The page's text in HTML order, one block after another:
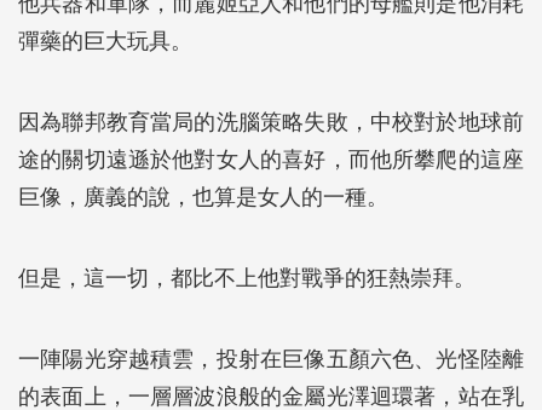
彈藥的巨大玩具。
因為聯邦教育當局的洗腦策略失敗，中校對於地球前
途的關切遠遜於他對女人的喜好，而他所攀爬的這座
巨像，廣義的說，也算是女人的一種。
但是，這一切，都比不上他對戰爭的狂熱崇拜。
一陣陽光穿越積雲，投射在巨像五顏六色、光怪陸離
的表面上，一層層波浪般的金屬光澤迴環著，站在乳